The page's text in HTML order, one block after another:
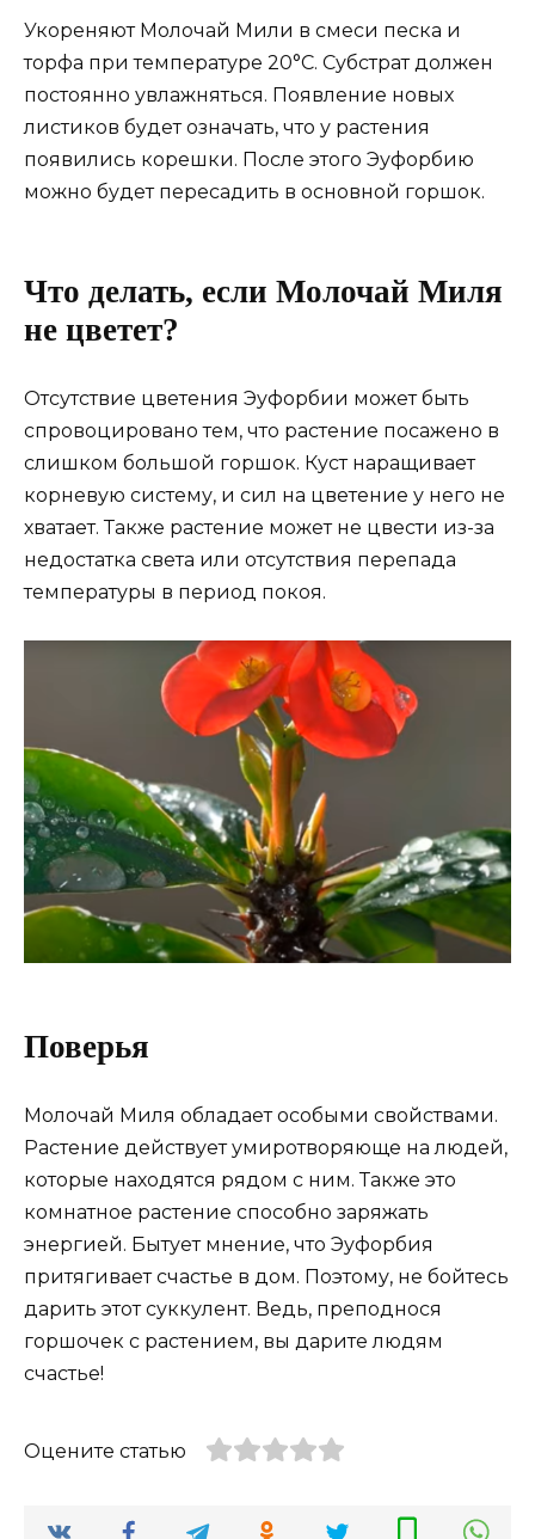
Укореняют Молочай Мили в смеси песка и
торфа при температуре 20°С. Субстрат должен
постоянно увлажняться. Появление новых
листиков будет означать, что у растения
появились корешки. После этого Эуфорбию
можно будет пересадить в основной горшок.
Что делать, если Молочай Миля
не цветет?
Отсутствие цветения Эуфорбии может быть
спровоцировано тем, что растение посажено в
слишком большой горшок. Куст наращивает
корневую систему, и сил на цветение у него не
хватает. Также растение может не цвести из-за
недостатка света или отсутствия перепада
температуры в период покоя.
Поверья
Молочай Миля обладает особыми свойствами.
Растение действует умиротворяюще на людей,
которые находятся рядом с ним. Также это
комнатное растение способно заряжать
энергией. Бытует мнение, что Эуфорбия
притягивает счастье в дом. Поэтому, не бойтесь
дарить этот суккулент. Ведь, преподнося
горшочек с растением, вы дарите людям
счастье!
Оцените статью